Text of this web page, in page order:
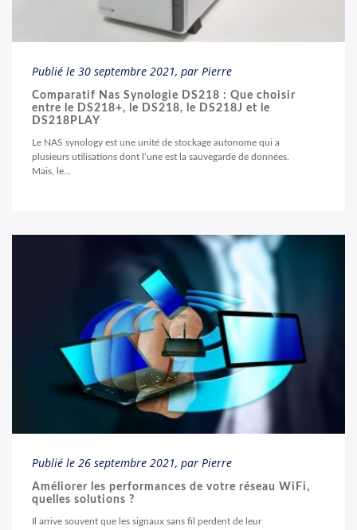
Publié le 30 septembre 2021, par Pierre
Comparatif Nas Synologie DS218 : Que choisir
entre le DS218+, le DS218, le DS218J et le
DS218PLAY
Le NAS synology est une unité de stockage autonome qui a
plusieurs utilisations dont l’une est la sauvegarde de données.
Mais, le...
Publié le 26 septembre 2021, par Pierre
Améliorer les performances de votre réseau WiFi,
quelles solutions ?
Il arrive souvent que les signaux sans fil perdent de leur